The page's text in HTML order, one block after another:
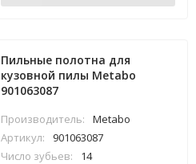
Пильные полотна для
кузовной пилы Metabo
901063087
Производитель:
Metabo
Артикул:
901063087
Число зубьев:
14